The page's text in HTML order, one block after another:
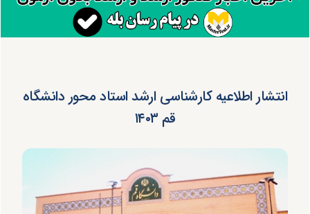
انتشار اطلاعیه کارشناسی ارشد استاد محور دانشگاه
قم ۱۴۰۳